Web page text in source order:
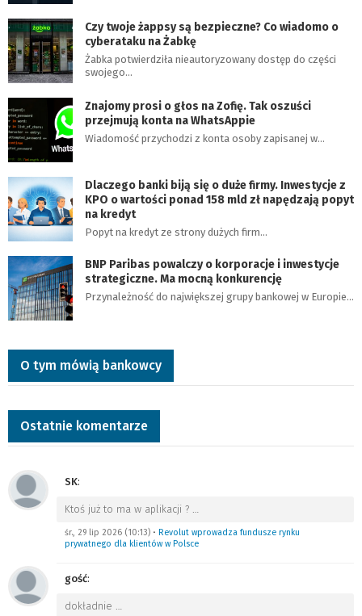
Czy twoje żappsy są bezpieczne? Co wiadomo o
cyberataku na Żabkę
Żabka potwierdziła nieautoryzowany dostęp do części
swojego…
Znajomy prosi o głos na Zofię. Tak oszuści
przejmują konta na WhatsAppie
Wiadomość przychodzi z konta osoby zapisanej w…
Dlaczego banki biją się o duże firmy. Inwestycje z
KPO o wartości ponad 158 mld zł napędzają popyt
na kredyt
Popyt na kredyt ze strony dużych firm…
BNP Paribas powalczy o korporacje i inwestycje
strategiczne. Ma mocną konkurencję
Przynależność do największej grupy bankowej w Europie…
O tym mówią bankowcy
Ostatnie komentarze
SK:
Ktoś już to ma w aplikacji ? …
śr., 29 lip 2026 (10:13) • Revolut wprowadza fundusze rynku
prywatnego dla klientów w Polsce
gość:
dokładnie …